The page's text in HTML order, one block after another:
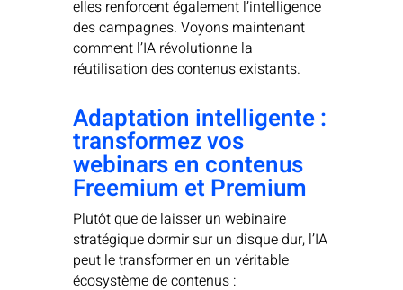
elles renforcent également l’intelligence
des campagnes. Voyons maintenant
comment l’IA révolutionne la
réutilisation des contenus existants.
Adaptation intelligente :
transformez vos
webinars en contenus
Freemium et Premium
Plutôt que de laisser un webinaire
stratégique dormir sur un disque dur, l’IA
peut le transformer en un véritable
écosystème de contenus :